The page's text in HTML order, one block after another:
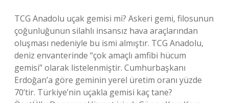
TCG Anadolu uçak gemisi mi? Askeri gemi, filosunun
çoğunluğunun silahlı insansız hava araçlarından
oluşması nedeniyle bu ismi almıştır. TCG Anadolu,
deniz envanterinde “çok amaçlı amfibi hücum
gemisi” olarak listelenmiştir. Cumhurbaşkanı
Erdoğan’a göre geminin yerel üretim oranı yüzde
70’tir. Türkiye’nin uçakla gemisi kaç tane?